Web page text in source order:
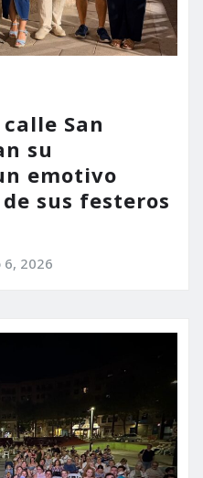
San
su
emotivo
sus festeros
6, 2026